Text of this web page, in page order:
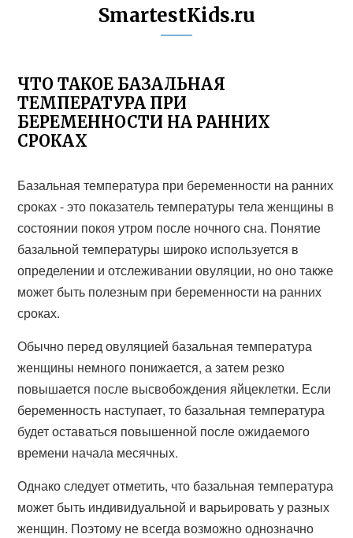
SmartestKids.ru
ЧТО ТАКОЕ БАЗАЛЬНАЯ
ТЕМПЕРАТУРА ПРИ
БЕРЕМЕННОСТИ НА РАННИХ
СРОКАХ
Базальная температура при беременности на ранних
сроках - это показатель температуры тела женщины в
состоянии покоя утром после ночного сна. Понятие
базальной температуры широко используется в
определении и отслеживании овуляции, но оно также
может быть полезным при беременности на ранних
сроках.
Обычно перед овуляцией базальная температура
женщины немного понижается, а затем резко
повышается после высвобождения яйцеклетки. Если
беременность наступает, то базальная температура
будет оставаться повышенной после ожидаемого
времени начала месячных.
Однако следует отметить, что базальная температура
может быть индивидуальной и варьировать у разных
женщин. Поэтому не всегда возможно однозначно